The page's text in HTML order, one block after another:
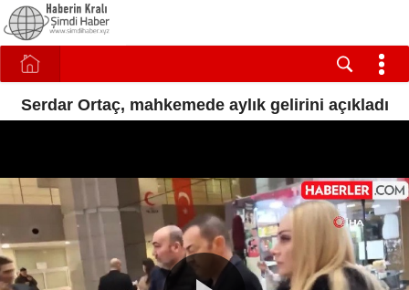
Serdar Ortaç, mahkemede aylık gelirini açıkladı